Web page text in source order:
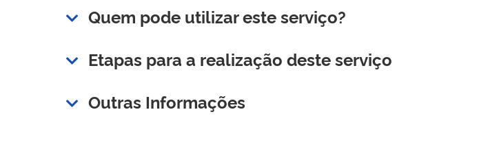
Quem pode utilizar este serviço?
Etapas para a realização deste serviço
Outras Informações